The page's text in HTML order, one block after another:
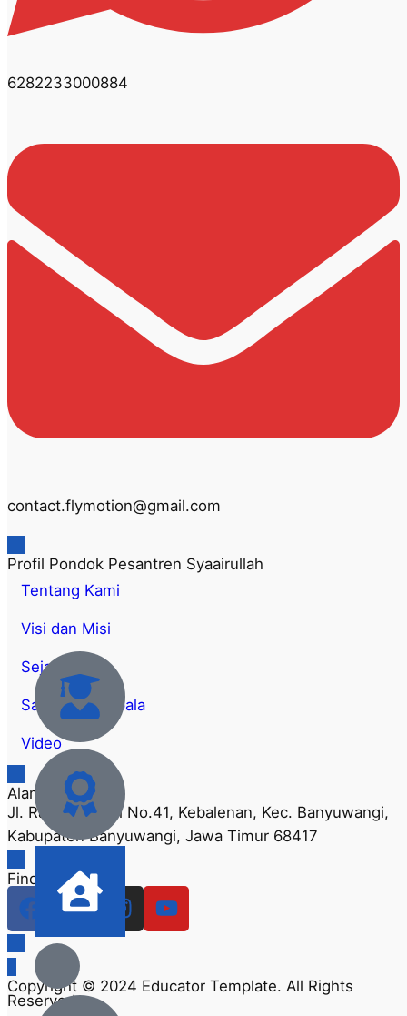
6282233000884
contact.flymotion@gmail.com
Profil Pondok Pesantren Syaairullah
Tentang Kami
Visi dan Misi
Sejarah
Sambutan Kepala
Video
Alamat
Jl. Rangga Wuni No.41, Kebalenan, Kec. Banyuwangi,
Kabupaten Banyuwangi, Jawa Timur 68417
Find Us
Copyright © 2024 Educator Template. All Rights
Reserved.